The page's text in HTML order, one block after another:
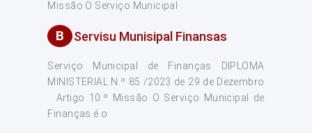
Missão O Serviço Municipal
B Servisu Munisipal Finansas
Serviço Municipal de Finanças DIPLOMA
MINISTERIAL N.º 85 /2023 de 29 de Dezembro
Artigo 10.º Missão O Serviço Municipal de
Finanças é o